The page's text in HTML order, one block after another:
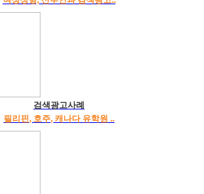
검색광고사례
필리핀, 호주, 캐나다 유학원 ..